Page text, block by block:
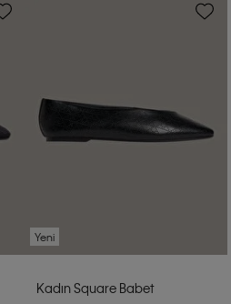
Yeni
Kadın Square Babet